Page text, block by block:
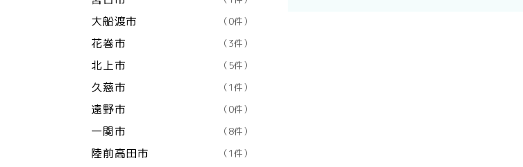
大船渡市 （0件）
花巻市 （3件）
北上市 （5件）
久慈市 （1件）
遠野市 （0件）
一関市 （8件）
陸前高田市 （1件）